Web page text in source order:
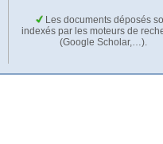
Les documents déposés
indexés par les moteurs de
(Google Scholar,…).